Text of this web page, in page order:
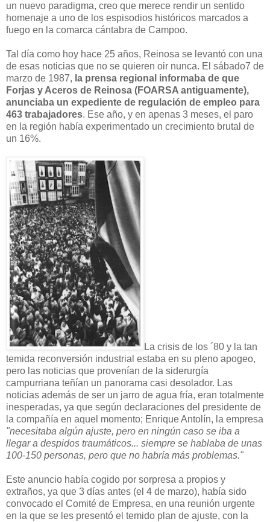
un nuevo paradigma, creo que merece rendir un sentido
homenaje a uno de los espisodios históricos marcados a
fuego en la comarca cántabra de Campoo.
Tal día como hoy hace 25 años, Reinosa se levantó con una
de esas noticias que no se quieren oir nunca. El sábado7 de
marzo de 1987, la prensa regional informaba de que
Forjas y Aceros de Reinosa (FOARSA antiguamente),
anunciaba un expediente de regulación de empleo para
463 trabajadores. Ese año, y en apenas 3 meses, el paro
en la región había experimentado un crecimiento brutal de
un 16%.
La crisis de los ´80 y la tan
temida reconversión industrial estaba en su pleno apogeo,
pero las noticias que provenían de la siderurgía
campurriana teñían un panorama casi desolador. Las
noticias además de ser un jarro de agua fría, eran totalmente
inesperadas, ya que según declaraciones del presidente de
la compañía en aquel momento; Enrique Antolín, la empresa
"necesitaba algún ajuste, pero en ningún caso se iba a
llegar a despidos traumáticos... siempre se hablaba de unas
100-150 personas, pero que no habría más problemas."
Este anuncio había cogido por sorpresa a propios y
extraños, ya que 3 días antes (el 4 de marzo), había sido
convocado el Comité de Empresa, en una reunión urgente
en la que se les presentó el temido plan de ajuste, con la